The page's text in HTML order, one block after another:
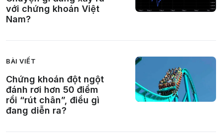
với chứng khoán Việt
Nam?
BÀI VIẾT
Chứng khoán đột ngột
đánh rơi hơn 50 điểm
rồi “rút chân”, điều gì
đang diễn ra?